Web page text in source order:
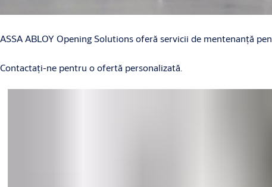
ASSA ABLOY Opening Solutions oferă servicii de mentenanță
Contactați-ne pentru o ofertă personalizată.